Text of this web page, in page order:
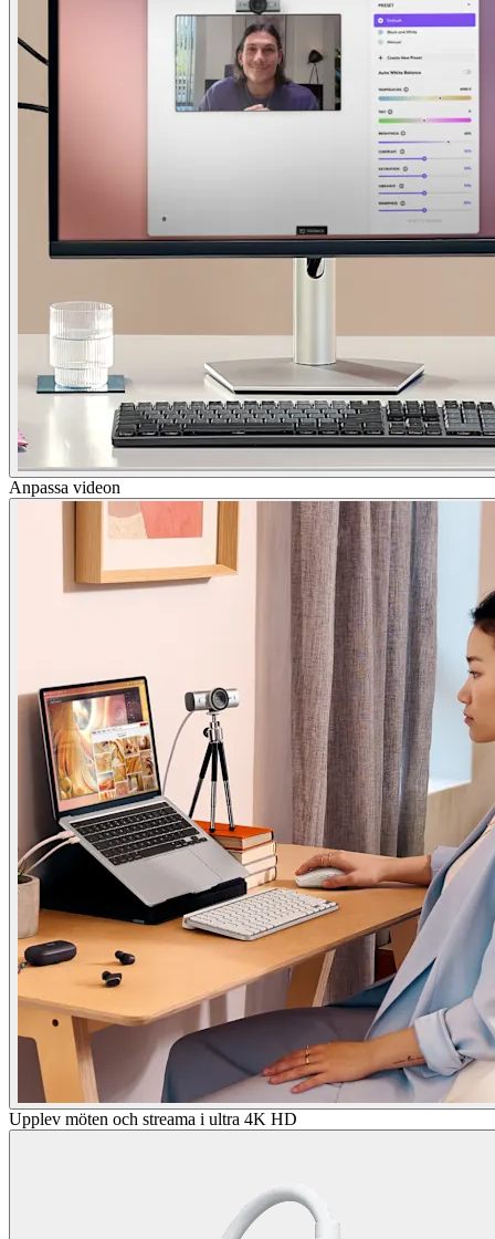
Anpassa videon
Upplev möten och streama i ultra 4K HD